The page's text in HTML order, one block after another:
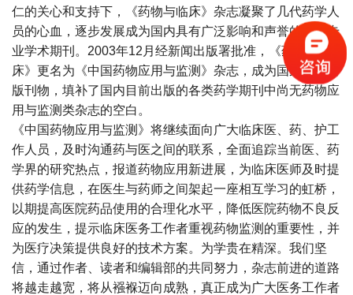
仁的关心和支持下，《药物与临床》杂志凝聚了几代药学人
员的心血，逐步发展成为国内具有广泛影响和声誉的药学专
业学术期刊。2003年12月经新闻出版署批准，《药物与临
床》更名为《中国药物应用与监测》杂志，成为国家正式出
版刊物，填补了国内目前出版的各类药学期刊中尚无药物应
用与监测类杂志的空白。
《中国药物应用与监测》将继续面向广大临床医、药、护工
作人员，及时沟通药与医之间的联系，全面追踪当前医、药
学界的研究热点，报道药物应用新进展，为临床医师及时提
供药学信息，在医生与药师之间架起一座相互学习的虹桥，
以期提高医院药品使用的合理化水平，降低医院药物不良反
应的发生，提示临床医务工作者重视药物监测的重要性，并
为医疗决策提供良好的技术方案。为学贵在精深。我们坚
信，通过作者、读者和编辑部的共同努力，杂志前进的道路
将越走越宽，将从襁褓迈向成熟，真正成为广大医务工作者